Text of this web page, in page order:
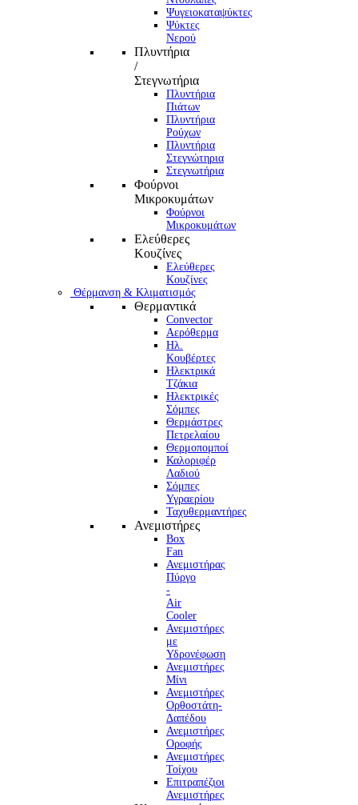
Ψυγειοκαταψύκτες
Ψύκτες
Νερού
Πλυντήρια
/
Στεγνωτήρια
Πλυντήρια
Πιάτων
Πλυντήρια
Ρούχων
Πλυντήρια
Στεγνώτηρια
Στεγνωτήρια
Φούρνοι
Μικροκυμάτων
Φούρνοι
Μικροκυμάτων
Ελεύθερες
Κουζίνες
Ελεύθερες
Κουζίνες
Θέρμανση & Κλιματισμός
Θερμαντικά
Convector
Αερόθερμα
Ηλ.
Κουβέρτες
Ηλεκτρικά
Τζάκια
Ηλεκτρικές
Σόμπες
Θερμάστρες
Πετρελαίου
Θερμοπομποί
Καλοριφέρ
Λαδιού
Σόμπες
Υγραερίου
Ταχυθερμαντήρες
Ανεμιστήρες
Box
Fan
Ανεμιστήρας
Πύργο
-
Air
Cooler
Ανεμιστήρες
με
Υδρονέφωση
Ανεμιστήρες
Μίνι
Ανεμιστήρες
Ορθοστάτη-
Δαπέδου
Ανεμιστήρες
Οροφής
Ανεμιστήρες
Τοίχου
Επιτραπέζιοι
Ανεμιστήρες